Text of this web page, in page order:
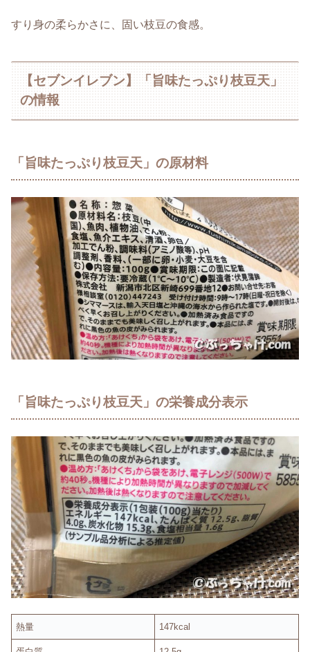
すり身の柔らかさに、固い枝豆の食感。
【セブンイレブン】「旨味たっぷり枝豆天」
の情報
「旨味たっぷり枝豆天」の原材料
「旨味たっぷり枝豆天」の栄養成分表示
熱量 147kcal